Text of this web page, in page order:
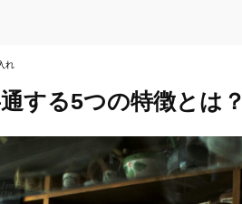
れ
する5つの特徴とは？